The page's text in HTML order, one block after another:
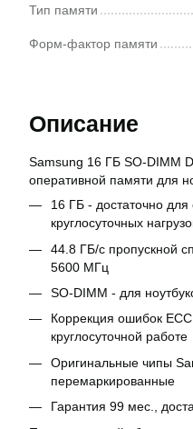
Тип памяти
Форм-фактор памяти
Описание
Samsung 16 ГБ SO-DIMM
оперативной памяти для
16 ГБ - достаточно для
круглосуточных
44.8 ГБ/с пропускной
5600 МГц
SO-DIMM - для
Коррекция ошибок
круглосуточной работе
Оригинальные чипы
перемаркированные
Гарантия 99 мес.,